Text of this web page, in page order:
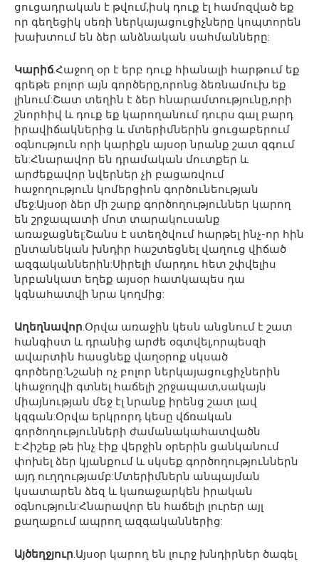
ցուցադրական է թվում,իսկ դուք էլ համոզված եք
որ գեղեցիկ սեռի ներկայացուցիչները կոպտորեն
խախտում են ձեր անձնական սահմանները:
Կարիճ.Հաջող օր է երբ դուք հիանալի հարթում եք
գրեթե բոլոր այն գործերը,որոնց ձեռնամուխ եք
լինում:Շատ տեղին է ձեր հնարամտությունը,որի
շնորհիվ և դուք եք կարողանում դուրս գալ բարդ
իրավիճակներից և մտերիմներին ցուցաբերում
օգնություն որի կարիքն այսօր նրանք շատ զգում
են:Հնարավոր են դրամական մուտքեր և
արժեքավոր նվերներ չի բացառվում
հաջողություն կոմերցիոն գործունեության
մեջ:Այսօր ձեր մի շարք գործողություններ կարող
են շրջապատի մոտ տարակուսանք
առաջացնել:Շանս է ստեղծվում հարթել ինչ-որ հին
ընտանեկան խնդիր հաշտեցնել վաղուց վիճած
ազգականներին:Սիրելի մարդու հետ շփվելիս
նրբանկատ եղեք այսօր հատկապես դա
կգնահատվի նրա կողմից:
Աղեղնավոր.Օրվա առաջին կեսն անցնում է շատ
հանգիստ և դրանից արժե օգտվել,որպեսզի
ավարտին հասցնեք վաղօրոք սկսած
գործերը:Նշանի ոչ բոլոր ներկայացուցիչներին
կհաջողվի գտնել հաճելի շրջապատ,սակայն
միայնության մեջ էլ նրանք իրենց շատ լավ
կզգան:Օրվա երկրորդ կեսը վճռական
գործողությունների ժամանակահատվածն
է:Հիշեք թե ինչ էիք վերջին օրերին ցանկանում
փոխել ձեր կյանքում և սկսեք գործողություններն
այդ ուղղությամբ:Մտերիմներն անպայման
կսատարեն ձեզ և կառաջարկեն իրական
օգնություն:Հնարավոր են հաճելի լուրեր այլ
քաղաքում ապրող ազգականներից:
Այծեղջյուր.Այսօր կարող են լուրջ խնդիրներ ծագել